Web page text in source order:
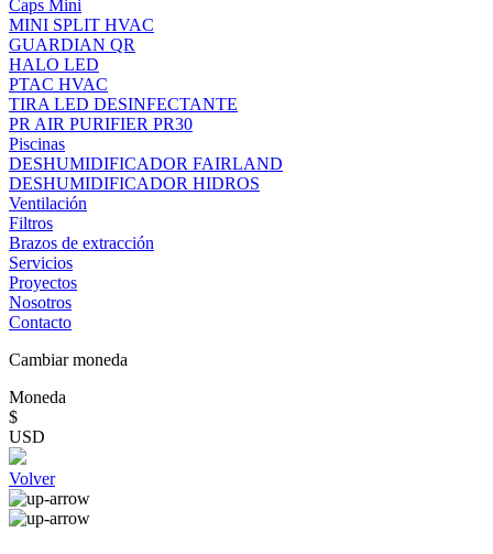
Caps Mini
MINI SPLIT HVAC
GUARDIAN QR
HALO LED
PTAC HVAC
TIRA LED DESINFECTANTE
PR AIR PURIFIER PR30
Piscinas
DESHUMIDIFICADOR FAIRLAND
DESHUMIDIFICADOR HIDROS
Ventilación
Filtros
Brazos de extracción
Servicios
Proyectos
Nosotros
Contacto
Cambiar moneda
Moneda
$
USD
Volver